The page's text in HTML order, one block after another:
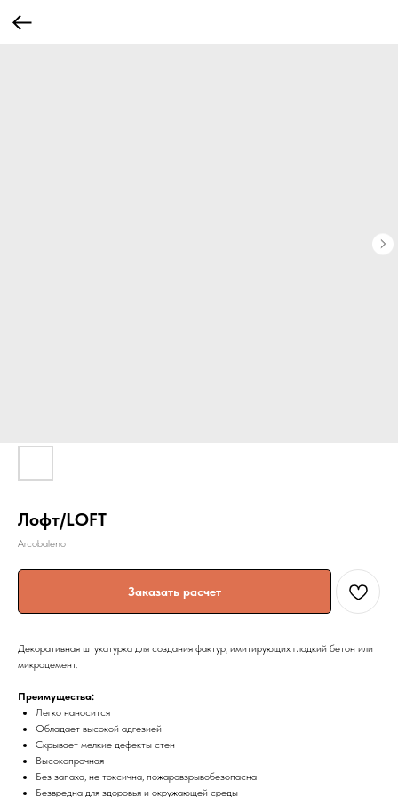
Лофт/LOFT
Arcobaleno
Заказать расчет
Декоративная штукатурка для создания фактур, имитирующих гладкий бетон или
микроцемент.
Преимущества:
Легко наносится
Обладает высокой адгезией
Скрывает мелкие дефекты стен
Высокопрочная
Без запаха, не токсична, пожаровзрывобезопасна
Безвредна для здоровья и окружающей среды